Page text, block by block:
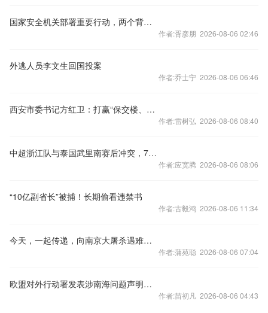
国家安全机关部署重要行动，两个背景值得关注
作者:胥彦朋 2026-08-06 02:46
外逃人员李文生回国投案
作者:乔士宁 2026-08-06 06:46
西安市委书记方红卫：打赢“保交楼、保回迁”攻坚战
作者:雷树弘 2026-08-06 08:40
中超浙江队与泰国武里南赛后冲突，7人被禁赛48场
作者:应宽腾 2026-08-06 08:06
“10亿副省长”被捕！长期偷看违禁书
作者:古毅鸿 2026-08-06 11:34
今天，一起传递，向南京大屠杀遇难同胞致哀！
作者:蒲苑聪 2026-08-06 07:04
欧盟对外行动署发表涉南海问题声明，中国驻欧盟使团驳斥
作者:苗初凡 2026-08-06 04:43